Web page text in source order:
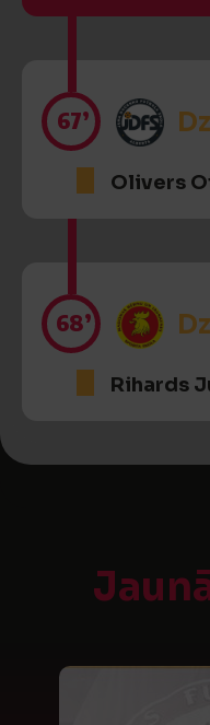
67’
Olivers
68’
Rihards